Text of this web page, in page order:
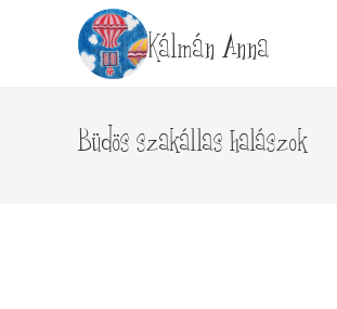
Kálmán Anna
Büdös szakállas halászok